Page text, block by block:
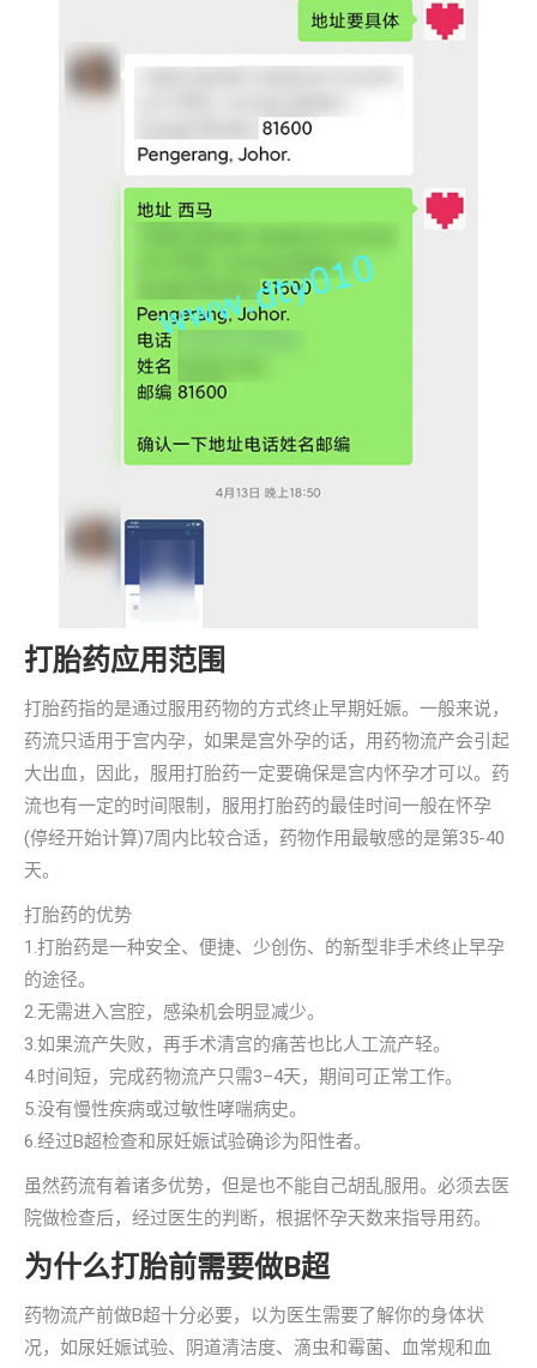
打胎药应用范围
打胎药指的是通过服用药物的方式终止早期妊娠。一般来说，
药流只适用于宫内孕，如果是宫外孕的话，用药物流产会引起
大出血，因此，服用打胎药一定要确保是宫内怀孕才可以。药
流也有一定的时间限制，服用打胎药的最佳时间一般在怀孕
(停经开始计算)7周内比较合适，药物作用最敏感的是第35-40
天。
打胎药的优势
1.打胎药是一种安全、便捷、少创伤、的新型非手术终止早孕
的途径。
2.无需进入宫腔，感染机会明显减少。
3.如果流产失败，再手术清宫的痛苦也比人工流产轻。
4.时间短，完成药物流产只需3–4天，期间可正常工作。
5.没有慢性疾病或过敏性哮喘病史。
6.经过B超检查和尿妊娠试验确诊为阳性者。
虽然药流有着诸多优势，但是也不能自己胡乱服用。必须去医
院做检查后，经过医生的判断，根据怀孕天数来指导用药。
为什么打胎前需要做B超
药物流产前做B超十分必要，以为医生需要了解你的身体状
况，如尿妊娠试验、阴道清洁度、滴虫和霉菌、血常规和血